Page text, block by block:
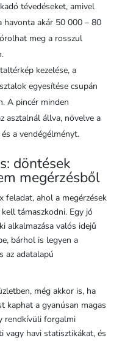
tévedéseket, amivel
havonta akár 50 000 – 80
meg a rosszul
kezelése, a
egyesítése csupán
A pincér minden
asztalnál állva, növelve a
a vendégélményt.
döntések
megérzésből
feladat, ahol a megérzések
támaszkodni. Egy jó
alkalmazása valós idejű
bárhol is legyen a
az adatalapú
még akkor is, ha
kaphat a gyanúsan magas
rendkívüli forgalmi
vagy havi statisztikákat, és